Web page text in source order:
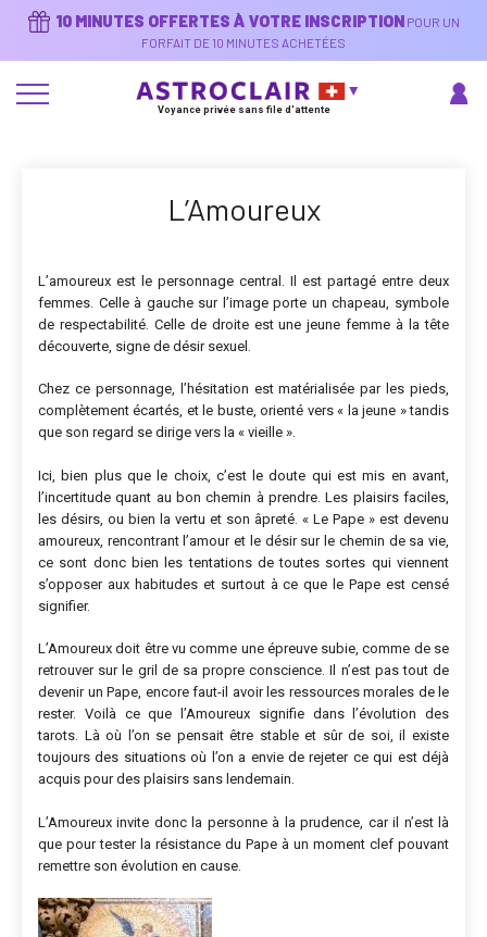
10 MINUTES OFFERTES À VOTRE INSCRIPTION POUR UN
FORFAIT DE 10 MINUTES ACHETÉES
Voyance privée sans file d'attente
L’Amoureux
L’amoureux est le personnage central. Il est partagé entre deux
femmes. Celle à gauche sur l’image porte un chapeau, symbole
de respectabilité. Celle de droite est une jeune femme à la tête
découverte, signe de désir sexuel.
Chez ce personnage, l’hésitation est matérialisée par les pieds,
complètement écartés, et le buste, orienté vers « la jeune » tandis
que son regard se dirige vers la « vieille ».
Ici, bien plus que le choix, c’est le doute qui est mis en avant,
l’incertitude quant au bon chemin à prendre. Les plaisirs faciles,
les désirs, ou bien la vertu et son âpreté. « Le Pape » est devenu
amoureux, rencontrant l’amour et le désir sur le chemin de sa vie,
ce sont donc bien les tentations de toutes sortes qui viennent
s’opposer aux habitudes et surtout à ce que le Pape est censé
signifier.
L’Amoureux doit être vu comme une épreuve subie, comme de se
retrouver sur le gril de sa propre conscience. Il n’est pas tout de
devenir un Pape, encore faut-il avoir les ressources morales de le
rester. Voilà ce que l’Amoureux signifie dans l’évolution des
tarots. Là où l’on se pensait être stable et sûr de soi, il existe
toujours des situations où l’on a envie de rejeter ce qui est déjà
acquis pour des plaisirs sans lendemain.
L’Amoureux invite donc la personne à la prudence, car il n’est là
que pour tester la résistance du Pape à un moment clef pouvant
remettre son évolution en cause.